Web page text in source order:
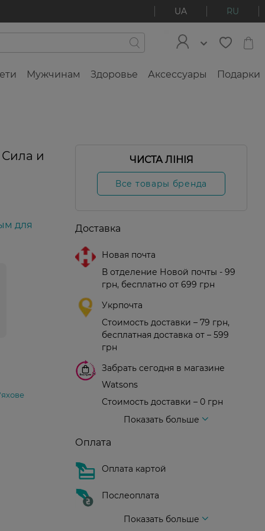
UA RU
Мужчинам Здоровье Аксессуары Подарки
Сила и
для
ЧИСТА ЛІНІЯ
Все товары бренда
Доставка
Новая почта
В отделение Новой почты - 99
грн, бесплатно от 699 грн
Укрпочта
Стоимость доставки – 79 грн,
бесплатная доставка от – 599
грн
Забрать сегодня в магазине
Watsons
Стоимость доставки – 0 грн
Показать больше
Оплата
Оплата картой
Послеоплата
Показать больше